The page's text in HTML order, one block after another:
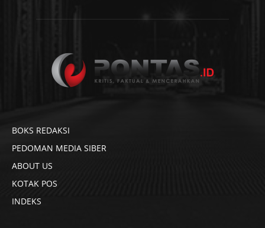
BOKS REDAKSI
PEDOMAN MEDIA SIBER
ABOUT US
KOTAK POS
INDEKS